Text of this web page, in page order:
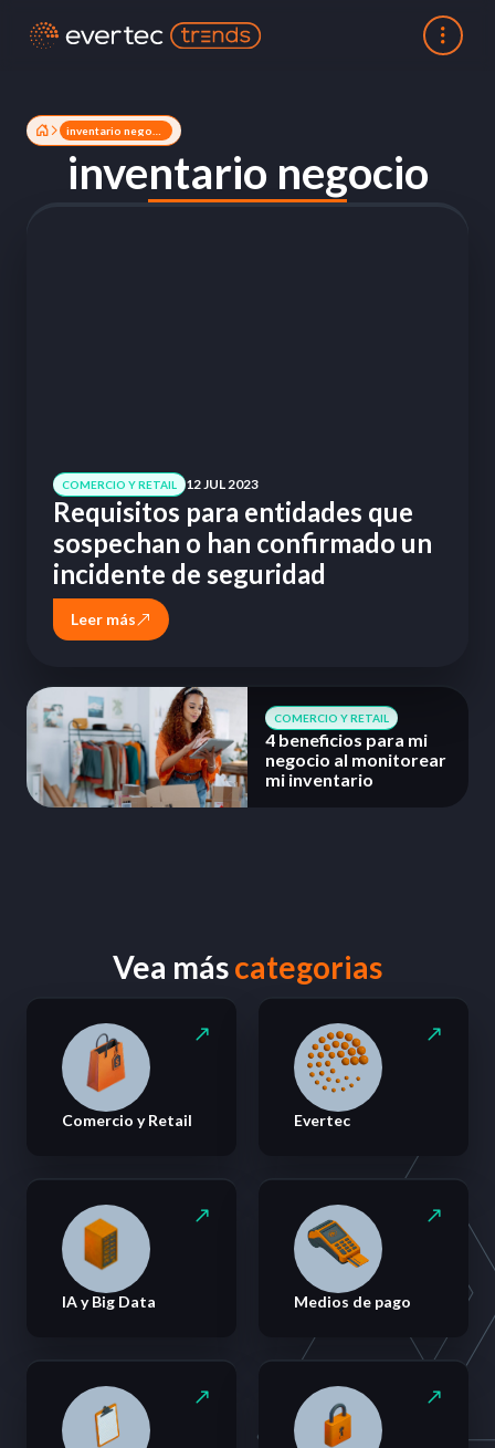
inventario negocio
COMERCIO Y RETAIL 12 JUL 2023
Requisitos para entidades que
sospechan o han confirmado un
incidente de seguridad
Leer más
COMERCIO Y RETAIL
4 beneficios para mi
negocio al monitorear
mi inventario
Vea máscategorias
Comercio y Retail Evertec
IA y Big Data Medios de pago